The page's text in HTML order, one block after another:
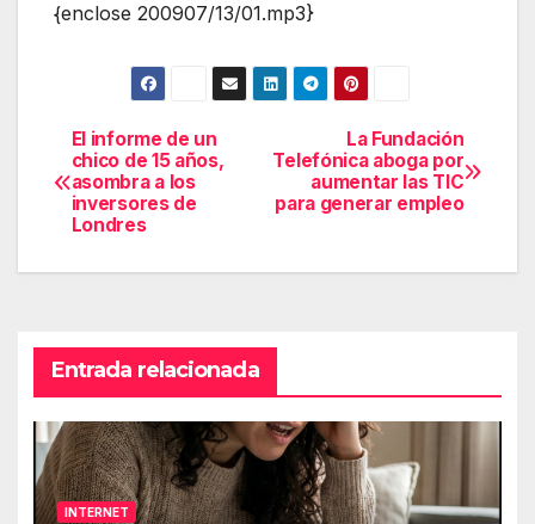
{enclose 200907/13/01.mp3}
Navegación
de
La Fundación
Telefónica aboga por
aumentar las TIC
para generar empleo
El informe de un
chico de 15 años,
asombra a los
inversores de
Londres
Entrada relacionada
INTERNET